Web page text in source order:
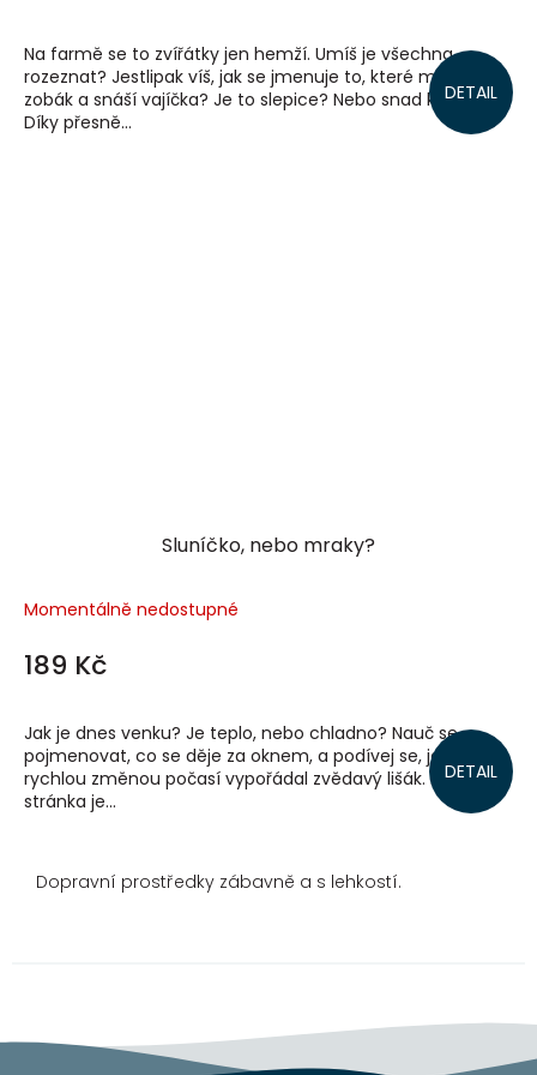
DETAIL
Na farmě se to zvířátky jen hemží. Umíš je všechna
rozeznat? Jestlipak víš, jak se jmenuje to, které má žlutý
zobák a snáší vajíčka? Je to slepice? Nebo snad kachna?
Díky přesně...
Sluníčko, nebo mraky?
Momentálně nedostupné
189 Kč
DETAIL
Jak je dnes venku? Je teplo, nebo chladno? Nauč se
pojmenovat, co se děje za oknem, a podívej se, jak se s
rychlou změnou počasí vypořádal zvědavý lišák. Každá
stránka je...
Dopravní prostředky zábavně a s lehkostí.